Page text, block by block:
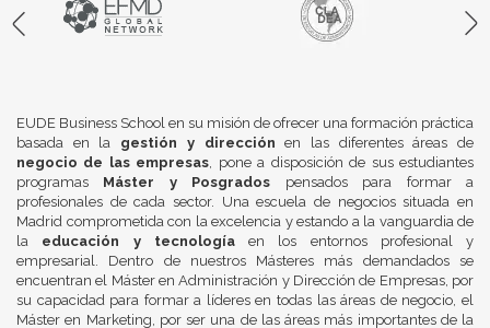
EUDE Business School en su misión de ofrecer una formación práctica
basada en la gestión y dirección en las diferentes áreas de
negocio de las empresas, pone a disposición de sus estudiantes
programas Máster y Posgrados pensados para formar a
profesionales de cada sector. Una escuela de negocios situada en
Madrid comprometida con la excelencia y estando a la vanguardia de
la educación y tecnologíaen los entornos profesional y
empresarial. Dentro de nuestros Másteres más demandados se
encuentran el Máster en Administración y Dirección de Empresas, por
su capacidad para formar a líderes en todas las áreas de negocio, el
Máster en Marketing, por ser una de las áreas más importantes de la